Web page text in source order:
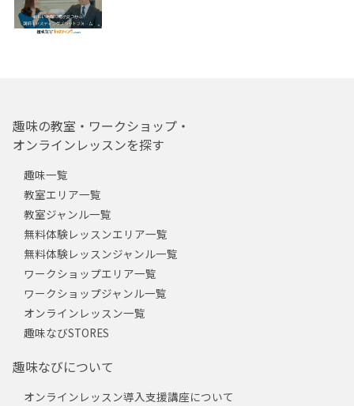
趣味の教室・ワークショップ・
オンラインレッスンを探す
趣味一覧
教室エリア一覧
教室ジャンル一覧
無料体験レッスンエリア一覧
無料体験レッスンジャンル一覧
ワークショップエリア一覧
ワークショップジャンル一覧
オンラインレッスン一覧
趣味なびSTORES
趣味なびについて
オンラインレッスン導入支援講座について